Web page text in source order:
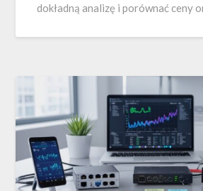
dokładną analizę i porównać ceny